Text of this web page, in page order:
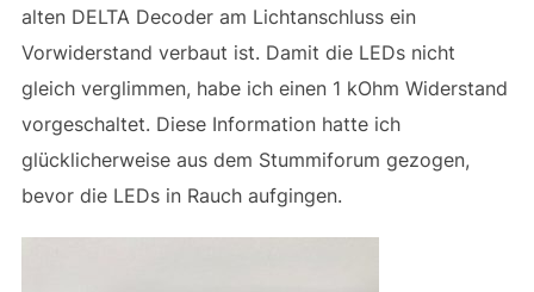
alten DELTA Decoder am Lichtanschluss ein
Vorwiderstand verbaut ist. Damit die LEDs nicht
gleich verglimmen, habe ich einen 1 kOhm Widerstand
vorgeschaltet. Diese Information hatte ich
glücklicherweise aus dem Stummiforum gezogen,
bevor die LEDs in Rauch aufgingen.